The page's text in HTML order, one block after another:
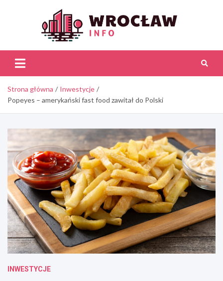
Strona główna
Inwestycje
Popeyes – amerykański fast food zawitał do Polski
INWESTYCJE